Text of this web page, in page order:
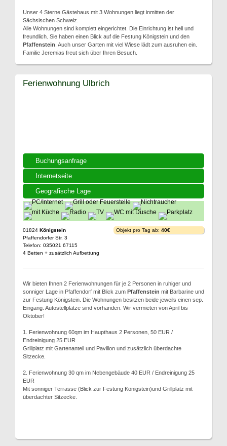
Unser 4 Sterne Gästehaus mit 3 Wohnungen liegt inmitten der
Sächsischen Schweiz.
Alle Wohnungen sind komplett eingerichtet. Die Einrichtung ist hell und
freundlich. Sie haben einen Blick auf die Festung Königstein und den
Pfaffenstein . Auch unser Garten mit viel Wiese lädt zum ausruhen ein.
Familie Jeremias freut sich über Ihren Besuch.
Buchungsanfrage
Internetseite
Geografische Lage
Ferienwohnung Ulbrich
01824 Königstein
Pfaffendorfer Str. 3
Telefon: 035021 67115
4 Betten + zusätzlich Aufbettung
Objekt pro Tag ab: 40€
Wir bieten Ihnen 2 Ferienwohnungen für je 2 Personen in ruhiger und
sonniger Lage in Pfaffendorf mit Blick zum Pfaffenstein mit Barbarine und
zur Festung Königstein. Die Wohnungen besitzen beide jeweils einen sep.
Eingang. Autostellplätze sind vorhanden. Wir vermieten von April bis
Oktober!
1. Ferienwohnung 60qm im Haupthaus 2 Personen, 50 EUR /
Endreinigung 25 EUR
Grillplatz mit Gartenanteil und Pavillon und zusätzlich überdachte
Sitzecke.
2. Ferienwohnung 30 qm im Nebengebäude 40 EUR / Endreinigung 25
EUR
Mit sonniger Terrasse (Blick zur Festung Königstein)und Grillplatz mit
überdachter Sitzecke.